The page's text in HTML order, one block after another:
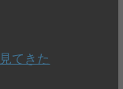
てきた